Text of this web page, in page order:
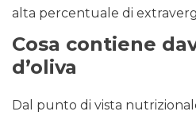
alta percentuale di
Cosa contiene
d’oliva
Dal punto di vista